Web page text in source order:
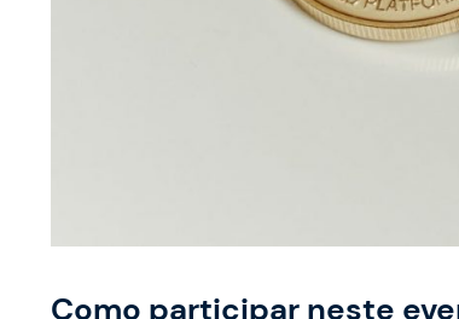
Como participar neste